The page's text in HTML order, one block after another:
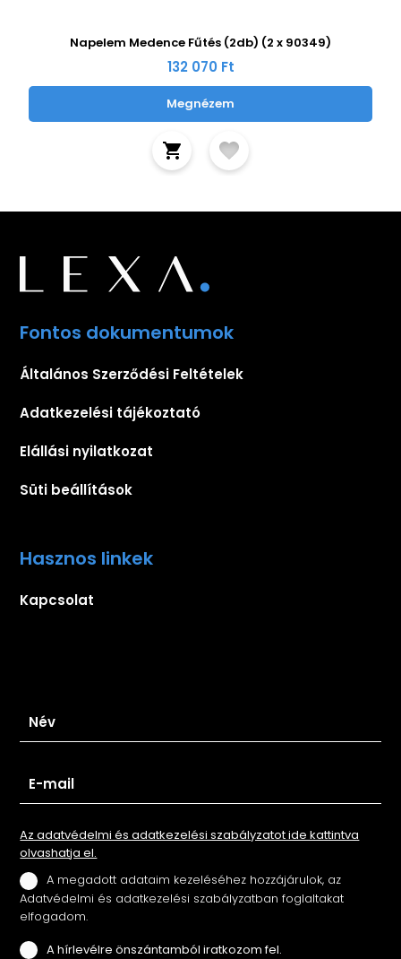
Napelem Medence Fűtés (2db) (2 x 90349)
132 070 Ft
Megnézem
Fontos dokumentumok
Általános Szerződési Feltételek
Adatkezelési tájékoztató
Elállási nyilatkozat
Süti beállítások
Hasznos linkek
Kapcsolat
Az adatvédelmi és adatkezelési szabályzatot ide kattintva
olvashatja el.
A megadott adataim kezeléséhez hozzájárulok, az
Adatvédelmi és adatkezelési szabályzatban foglaltakat
elfogadom.
A hírlevélre önszántamból iratkozom fel.